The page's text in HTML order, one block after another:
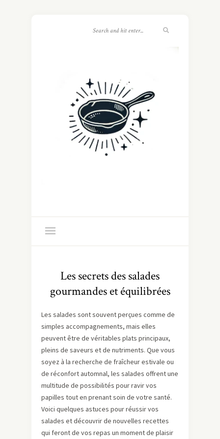
Les secrets des salades
gourmandes et équilibrées
Les salades sont souvent perçues comme de
simples accompagnements, mais elles
peuvent être de véritables plats principaux,
pleins de saveurs et de nutriments. Que vous
soyez à la recherche de fraîcheur estivale ou
de réconfort automnal, les salades offrent une
multitude de possibilités pour ravir vos
papilles tout en prenant soin de votre santé.
Voici quelques astuces pour réussir vos
salades et découvrir de nouvelles recettes
qui feront de vos repas un moment de plaisir